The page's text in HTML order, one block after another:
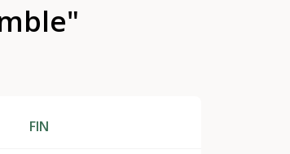
FIN